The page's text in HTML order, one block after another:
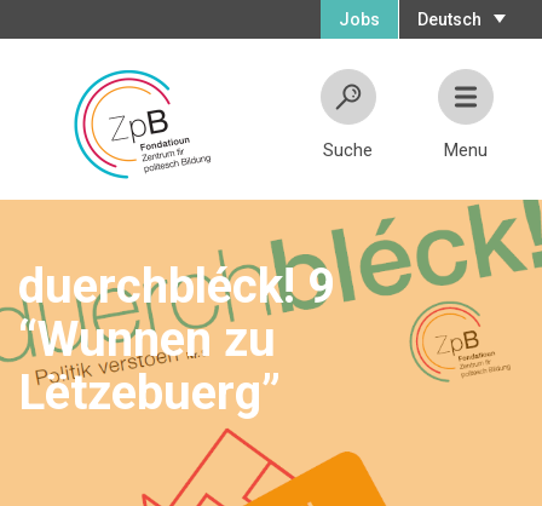
Deutsch
Jobs
Suche Menu
duerchbléck! 9
“Wunnen zu
Lëtzebuerg”